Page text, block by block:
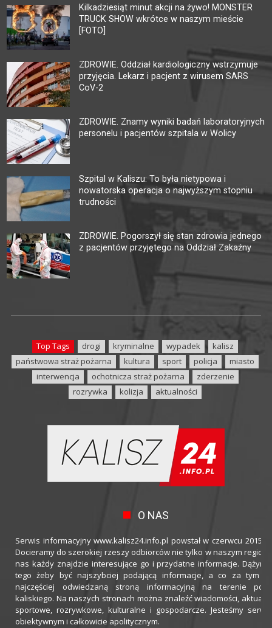
Kilkadziesiąt minut akcji na żywo! MONSTER
TRUCK SHOW wkrótce w naszym mieście
[FOTO]
ZDROWIE. Oddział kardiologiczny wstrzymuje
przyjęcia. Lekarz i pacjent z wirusem SARS
CoV-2
ZDROWIE. Znamy wyniki badań laboratoryjnych
personelu i pacjentów szpitala w Wolicy
Szpital w Kaliszu: To była nietypowa i
nowatorska operacja o najwyższym stopniu
trudności
ZDROWIE. Pogorszył się stan zdrowia jednego
z pacjentów przyjętego na Oddział Zakaźny
Top Tags drogi kryminalne wypadek
kalisz
państwowa straż pożarna
kultura sport policja
miasto
interwencja
ochotnicza straż pożarna
zderzenie
rozrywka
kolizja aktualności
O NAS
Serwis informacyjny www.kalisz24.info.pl powstał w czerwcu 2015
Docieramy do szerokiej rzeszy odbiorców nie tylko w naszym
nas każdy znajdzie interesujące go i przydatne informacje.
tego żeby być najszybciej podającą informacje, a co za tym
najczęściej odwiedzaną stroną informacyjną na terenie
kaliskiego. Na naszych stronach można znaleźć wiadomości,
sportowe, rozrywkowe, kulturalne i gospodarcze. Jesteśmy
obiektywnym i całkowicie apolitycznym.